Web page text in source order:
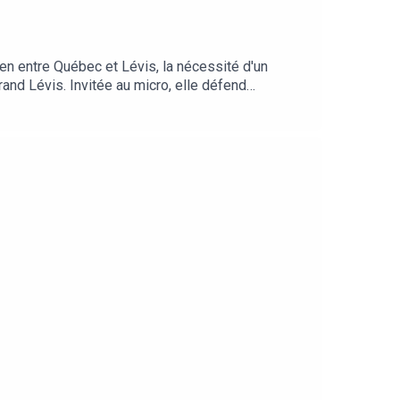
Lévis. Invitée au micro, elle défend
région, qui surmonterait les critiques
l'adoption d'une clause grand-père pour